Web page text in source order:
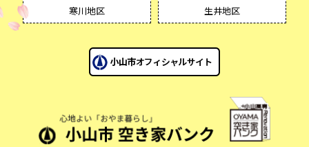
寒川地区 生井地区